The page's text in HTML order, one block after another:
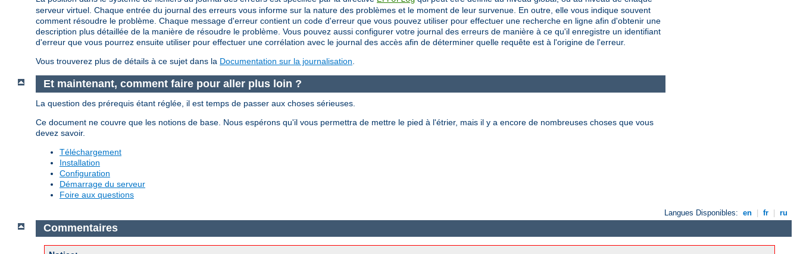
serveur virtuel. Chaque entrée du journal des erreurs vous informe sur la nature des problèmes et le moment de leur survenue. En outre, elle vous indique souvent
comment résoudre le problème. Chaque message d'erreur contient un code d'erreur que vous pouvez utiliser pour effectuer une recherche en ligne afin d'obtenir une
description plus détaillée de la manière de résoudre le problème. Vous pouvez aussi configurer votre journal des erreurs de manière à ce qu'il enregistre un identifiant
d'erreur que vous pourrez ensuite utiliser pour effectuer une corrélation avec le journal des accès afin de déterminer quelle requête est à l'origine de l'erreur.
Vous trouverez plus de détails à ce sujet dans la Documentation sur la journalisation.
Et maintenant, comment faire pour aller plus loin ?
La question des prérequis étant réglée, il est temps de passer aux choses sérieuses.
Ce document ne couvre que les notions de base. Nous espérons qu'il vous permettra de mettre le pied à l'étrier, mais il y a encore de nombreuses choses que vous
devez savoir.
Téléchargement
Installation
Configuration
Démarrage du serveur
Foire aux questions
Langues Disponibles: en | fr | ru
Commentaires